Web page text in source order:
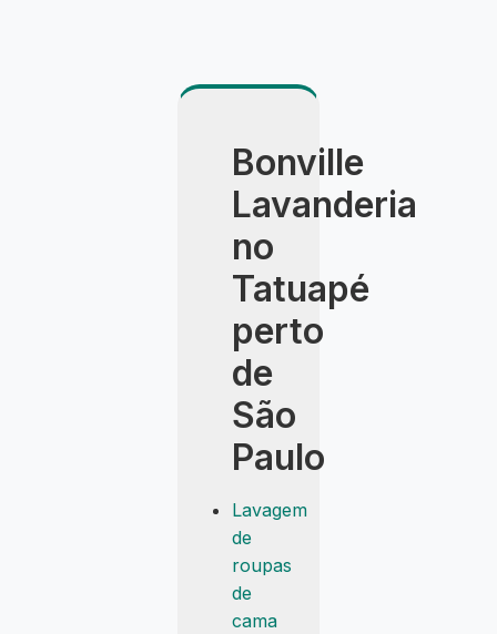
Bonville
Lavanderia
no
Tatuapé
perto
de
São
Paulo
Lavagem
de
roupas
de
cama